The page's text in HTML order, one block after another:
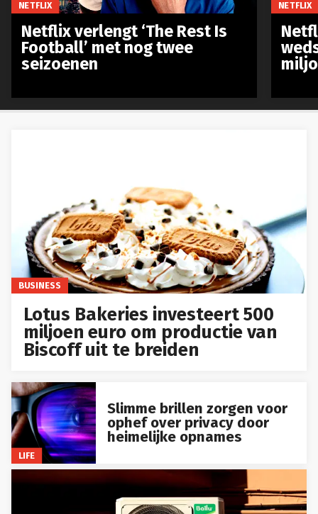
BUSINESS
Lotus Bakeries investeert 500
miljoen euro om productie van
Biscoff uit te breiden
LIFE
Slimme brillen zorgen voor
ophef over privacy door
heimelijke opnames
NETFLIX
Netflix verlengt ‘The Rest Is
Football’ met nog twee
seizoenen
NETFLIX